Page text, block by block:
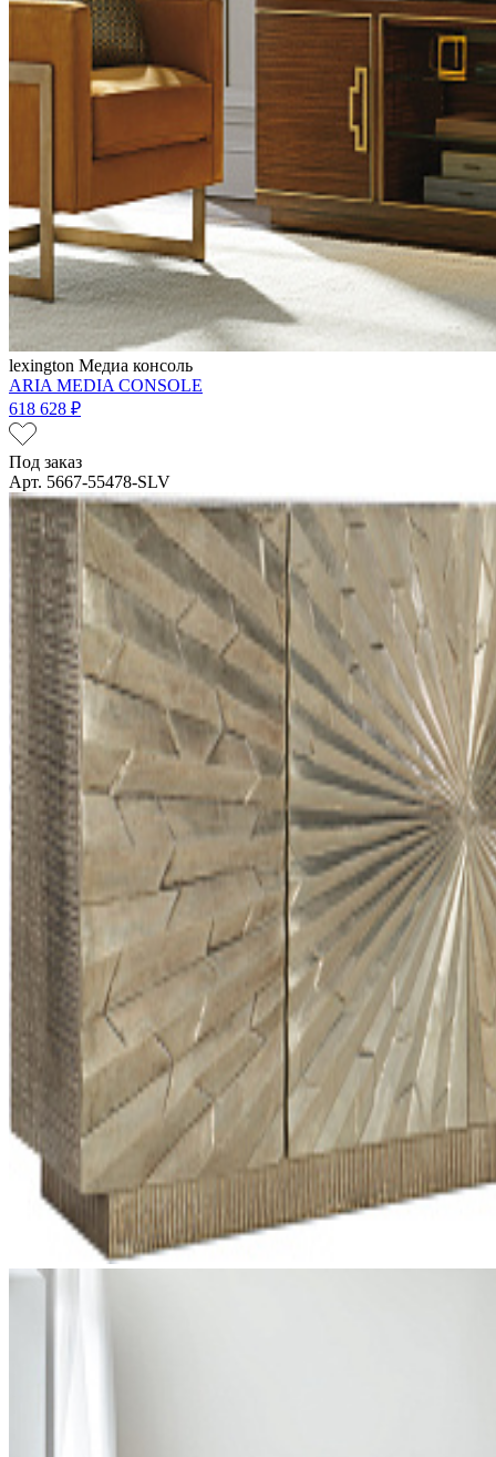
lexington Медиа консоль
ARIA MEDIA CONSOLE
618 628 ₽
Под заказ
Арт. 5667-55478-SLV